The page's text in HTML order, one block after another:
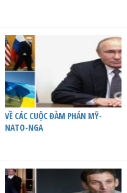
VỀ CÁC CUỘC ĐÀM PHÁN MỸ-
NATO-NGA